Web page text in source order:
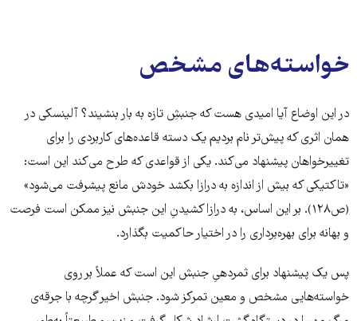
خواسته‌های مشخص
در این اوضاع آیا امیدی هست که جنبشِ تازه به بار بنشیند؟ آلینسکی در
همان اثری که پیش‌تر نام بردیم یک دسته قاعده‌های کاربردی را برای
تغییرخواهان پیشنهاد می‌کند. یکی از قواعدی که طرح می‌کند این است:
«تاکتیکی که بیش از اندازه به درازا بکشد خودش مانع پیشرفت می‌شود»
(ص۱۲۸). بر این اساس، به درازا کشیدنِ این جنبش نیز ممکن است فرصت
و بهانه برای بهره‌برداری را در اختیار حاکمیت بگذارد.
پس یک پیشنهاد برای ثمردهیِ جنبش این است که عملاً بر روی
خواسته‌هایی مشخص و معین تمرکز شود. جنبش اخیر گرچه با جرقه‌ی